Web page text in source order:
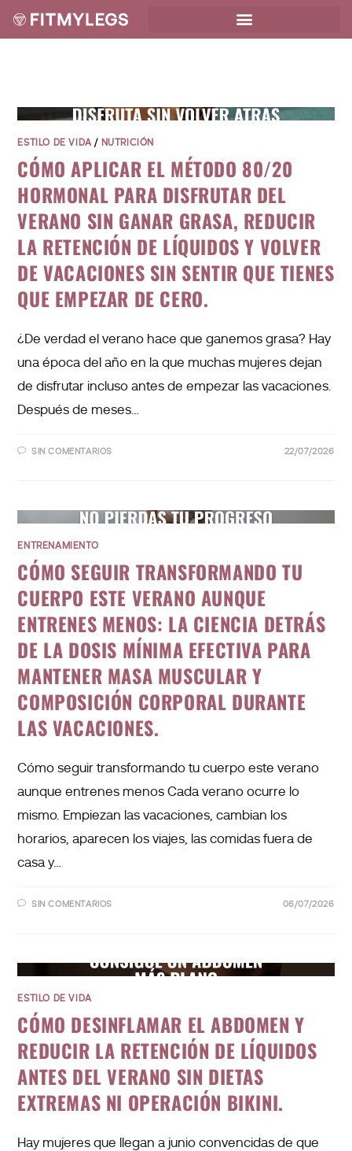
ESTILO DE VIDA/ NUTRICIÓN
CÓMO APLICAR EL MÉTODO 80/20
HORMONAL PARA DISFRUTAR DEL
VERANO SIN GANAR GRASA, REDUCIR
LA RETENCIÓN DE LÍQUIDOS Y VOLVER
DE VACACIONES SIN SENTIR QUE TIENES
QUE EMPEZAR DE CERO.
¿De verdad el verano hace que ganemos grasa? Hay
una época del año en la que muchas mujeres dejan
de disfrutar incluso antes de empezar las vacaciones.
Después de meses…
SIN COMENTARIOS 22/07/2026
ENTRENAMIENTO
CÓMO SEGUIR TRANSFORMANDO TU
CUERPO ESTE VERANO AUNQUE
ENTRENES MENOS: LA CIENCIA DETRÁS
DE LA DOSIS MÍNIMA EFECTIVA PARA
MANTENER MASA MUSCULAR Y
COMPOSICIÓN CORPORAL DURANTE
LAS VACACIONES.
Cómo seguir transformando tu cuerpo este verano
aunque entrenes menos Cada verano ocurre lo
mismo. Empiezan las vacaciones, cambian los
horarios, aparecen los viajes, las comidas fuera de
casa y…
SIN COMENTARIOS 06/07/2026
ESTILO DE VIDA
CÓMO DESINFLAMAR EL ABDOMEN Y
REDUCIR LA RETENCIÓN DE LÍQUIDOS
ANTES DEL VERANO SIN DIETAS
EXTREMAS NI OPERACIÓN BIKINI.
Hay mujeres que llegan a junio convencidas de que